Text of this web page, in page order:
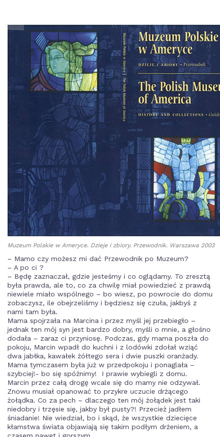
Muzeum Polskie w Ameryce. Dzieje i zbiory. Przewodnik. Warszawa 2003
– Mamo czy możesz mi dać Przewodnik po Muzeum?
– A po ci ?
– Będę zaznaczał, gdzie jesteśmy i co oglądamy. To zresztą
była prawda, ale to, co za chwilę miał powiedzieć z prawdą
niewiele miało wspólnego – bo wiesz, po powrocie do domu
zobaczysz, ile obejrzeliśmy i będziesz się czuła, jakbyś z
nami tam była.
Mama spojrzała na Marcina i przez myśl jej przebiegło –
jednak ten mój syn jest bardzo dobry, myśli o mnie, a głośno
dodała – zaraz ci przyniosę. Podczas, gdy mama poszła do
pokoju, Marcin wpadł do kuchni i z lodówki zdołał wziąć
dwa jabłka, kawałek żółtego sera i dwie puszki oranżady.
Mama tymczasem była już w przedpokoju i ponaglała –
szybciej!- bo się spóźnimy! I prawie wybiegli z domu.
Marcin przez całą drogę wcale się do mamy nie odzywał.
Znowu musiał opanować to przykre uczucie drżącego
żołądka. Co za pech – dlaczego ten mój żołądek jest taki
niedobry i trzęsie się, jakby był pusty?! Przecież jadłem
śniadanie! Nie wiedział, bo i skąd, że wszystkie dziecięce
kłamstwa świata objawiają się takim podłym drżeniem, a